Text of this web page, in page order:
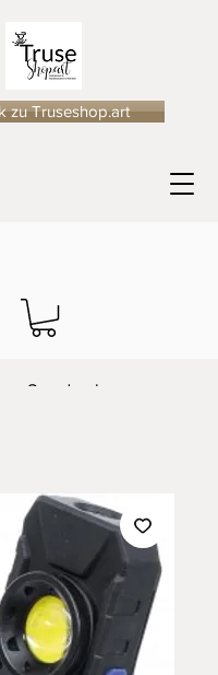
zu Truseshop.art